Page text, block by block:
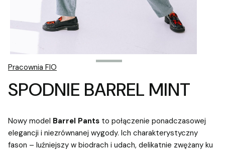
Pracownia FIO
SPODNIE BARREL MINT
Nowy model Barrel Pants to połączenie ponadczasowej
elegancji i niezrównanej wygody. Ich charakterystyczny
fason – luźniejszy w biodrach i udach, delikatnie zwężany ku